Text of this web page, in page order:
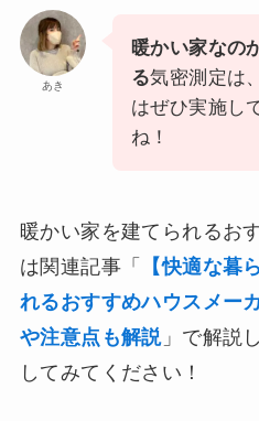
あき
暖かい家なの
る気密測定は
はぜひ実施し
ね！
暖かい家を建てられるお
は関連記事「
【快適な暮
れるおすすめハウスメー
や注意点も解説」で解説
してみてください！